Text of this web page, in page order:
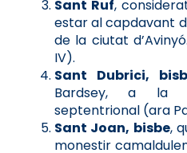
Sant Ruf,
estar al capdavant
de la ciutat
IV).
Sant Dubrici,
Bardsey, a la
septentrional (ara
Sant Joan, bisbe,
monestir